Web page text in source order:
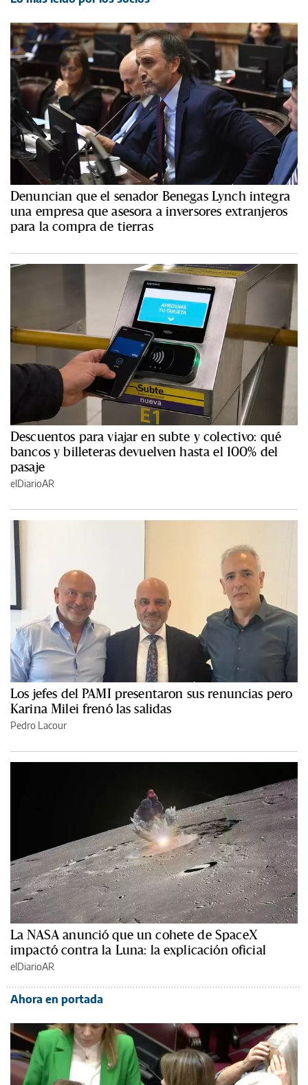
Denuncian que el senador Benegas Lynch integra
una empresa que asesora a inversores extranjeros
para la compra de tierras
Descuentos para viajar en subte y colectivo: qué
bancos y billeteras devuelven hasta el 100% del
pasaje
elDiarioAR
Los jefes del PAMI presentaron sus renuncias pero
Karina Milei frenó las salidas
Pedro Lacour
La NASA anunció que un cohete de SpaceX
impactó contra la Luna: la explicación oficial
elDiarioAR
Ahora en portada